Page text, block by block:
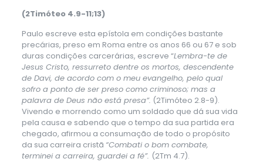
(2Timóteo 4.9-11;13)
Paulo escreve esta epístola em condições bastante
precárias, preso em Roma entre os anos 66 ou 67 e sob
duras condições carcerárias, escreve “Lembra-te de
Jesus Cristo, ressurreto dentre os mortos, descendente
de Davi, de acordo com o meu evangelho, pelo qual
sofro a ponto de ser preso como criminoso; mas a
palavra de Deus não está presa”. (2Timóteo 2.8-9).
Vivendo e morrendo como um soldado que dá sua vida
pela causa e sabendo que o tempo da sua partida era
chegado, afirmou a consumação de todo o propósito
da sua carreira cristã “Combati o bom combate,
terminei a carreira, guardei a fé”. (2Tm 4.7).